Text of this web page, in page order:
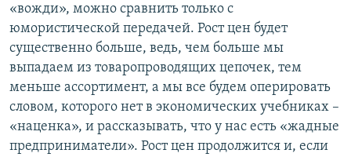
«вожди», можно сравнить только с
юмористической передачей. Рост цен будет
существенно больше, ведь, чем больше мы
выпадаем из товаропроводящих цепочек, тем
меньше ассортимент, а мы все будем оперировать
словом, которого нет в экономических учебниках –
«наценка», и рассказывать, что у нас есть «жадные
предприниматели». Рост цен продолжится и, если